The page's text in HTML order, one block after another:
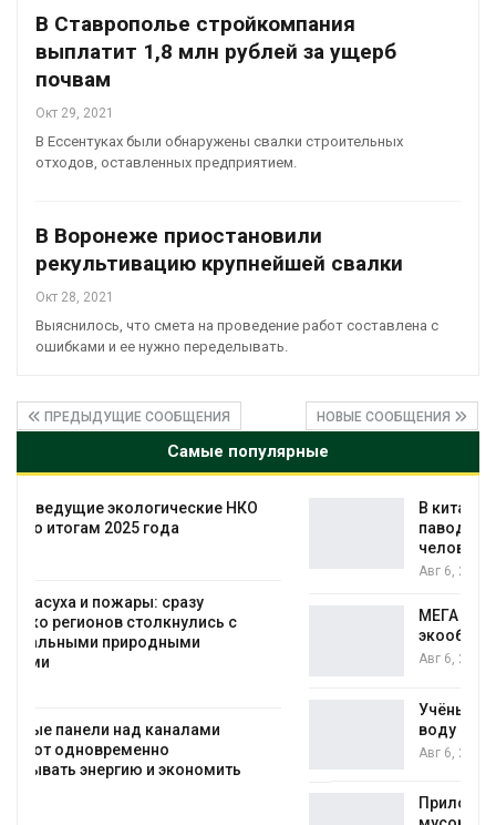
В Ставрополье стройкомпания
выплатит 1,8 млн рублей за ущерб
почвам
Окт 29, 2021
В Ессентуках были обнаружены свалки строительных
отходов, оставленных предприятием.
В Воронеже приостановили
рекультивацию крупнейшей свалки
Окт 28, 2021
Выяснилось, что смета на проведение работ составлена с
ошибками и ее нужно переделывать.
ПРЕДЫДУЩИЕ СООБЩЕНИЯ НОВЫЕ СООБЩЕНИЯ
Самые популярные
В китайской провинции Шэньси из-за
паводков эвакуировали более 140 тыс.
МЕГА и ВкусВилл установили
экообменники для сбора вторсырья
Учёные предложили получать питьевую
воду из воздуха с помощью ветра
Авг 6, 2026
Приложение «Экопульс» для контроля